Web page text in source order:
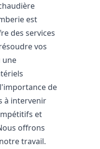
est
des services
vos
une
de
à intervenir
et
offrons
travail.